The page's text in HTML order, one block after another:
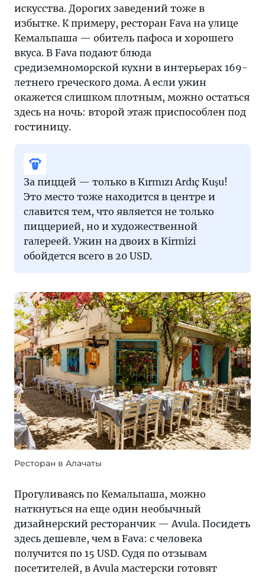
искусства. Дорогих заведений тоже в
избытке. К примеру, ресторан Fava на улице
Кемальпаша — обитель пафоса и хорошего
вкуса. В Fava подают блюда
средиземноморской кухни в интерьерах 169-
летнего греческого дома. А если ужин
окажется слишком плотным, можно остаться
здесь на ночь: второй этаж приспособлен под
гостиницу.
За пиццей — только в Kırmızı Ardıç Kuşu!
Это место тоже находится в центре и
славится тем, что является не только
пиццерией, но и художественной
галереей. Ужин на двоих в Kirmizi
обойдется всего в 20 USD.
Ресторан в Алачаты
Прогуливаясь по Кемальпаша, можно
наткнуться на еще один необычный
дизайнерский ресторанчик — Avula. Посидеть
здесь дешевле, чем в Fava: с человека
получится по 15 USD. Судя по отзывам
посетителей, в Avula мастерски готовят